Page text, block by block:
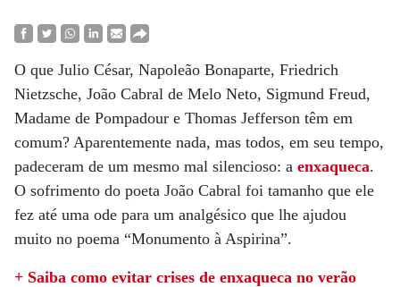
O que Julio César, Napoleão Bonaparte, Friedrich
Nietzsche, João Cabral de Melo Neto, Sigmund Freud,
Madame de Pompadour e Thomas Jefferson têm em
comum? Aparentemente nada, mas todos, em seu tempo,
padeceram de um mesmo mal silencioso: a enxaqueca.
O sofrimento do poeta João Cabral foi tamanho que ele
fez até uma ode para um analgésico que lhe ajudou
muito no poema “Monumento à Aspirina”.
+ Saiba como evitar crises de enxaqueca no verão